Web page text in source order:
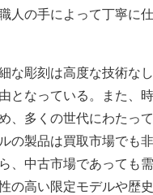
人の手によって丁寧に
な彫刻は高度な技術な
となっている。また、
、多くの世代にわたっ
の製品は買取市場でも
、中古市場であっても
の高い限定モデルや歴